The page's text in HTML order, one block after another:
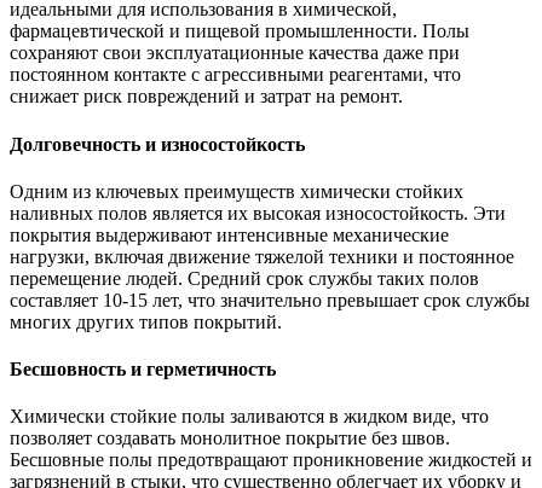
идеальными для использования в химической,
фармацевтической и пищевой промышленности. Полы
сохраняют свои эксплуатационные качества даже при
постоянном контакте с агрессивными реагентами, что
снижает риск повреждений и затрат на ремонт.
Долговечность и износостойкость
Одним из ключевых преимуществ химически стойких
наливных полов является их высокая износостойкость. Эти
покрытия выдерживают интенсивные механические
нагрузки, включая движение тяжелой техники и постоянное
перемещение людей. Средний срок службы таких полов
составляет 10-15 лет, что значительно превышает срок службы
многих других типов покрытий.
Бесшовность и герметичность
Химически стойкие полы заливаются в жидком виде, что
позволяет создавать монолитное покрытие без швов.
Бесшовные полы предотвращают проникновение жидкостей и
загрязнений в стыки, что существенно облегчает их уборку и